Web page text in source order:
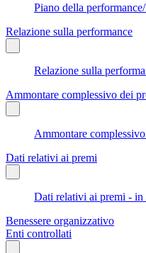
Piano della
Relazione sulla performance
Relazione sulla
Ammontare complessivo dei
Ammontare
Dati relativi ai premi
Dati relativi ai premi - in
Benessere organizzativo
Enti controllati